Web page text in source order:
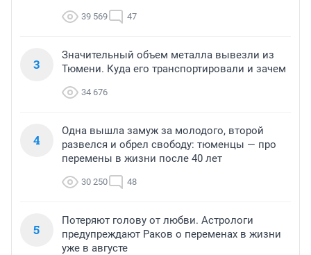
39 569 47
3
Значительный объем металла вывезли из
Тюмени. Куда его транспортировали и зачем
34 676
4
Одна вышла замуж за молодого, второй
развелся и обрел свободу: тюменцы — про
перемены в жизни после 40 лет
30 250 48
5
Потеряют голову от любви. Астрологи
предупреждают Раков о переменах в жизни
уже в августе